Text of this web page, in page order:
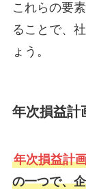
これらの要
ることで、
ょう。
年次損益計
年次損益計
の一つで、